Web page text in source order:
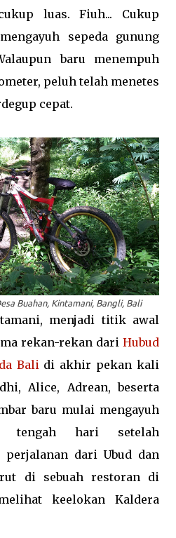
luas. Fiuh... Cukup
sepeda gunung
baru menempuh
peluh telah menetes
cepat.
Buahan, Kintamani, Bangli, Bali
menjadi titik awal
rekan-rekan dari Hubud
Balidi akhir pekan kali
Alice, Adrean, beserta
baru mulai mengayuh
tengah hari setelah
dari Ubud dan
di sebuah restoran di
keelokan Kaldera